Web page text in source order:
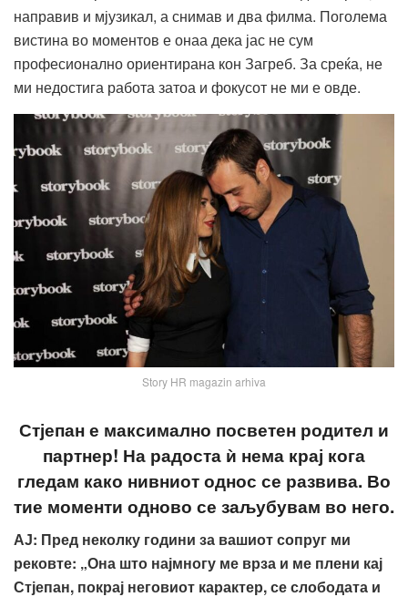
направив и мјузикал, а снимав и два филма. Поголема
вистина во моментов е онаа дека јас не сум
професионално ориентирана кон Загреб. За среќа, не
ми недостига работа затоа и фокусот не ми е овде.
Story HR magazin arhiva
Стјепан е максимално посветен родител и
партнер! На радоста ѝ нема крај кога
гледам како нивниот однос се развива. Во
тие моменти одново се заљубувам во него.
АЈ: Пред неколку години за вашиот сопруг ми
рековте: „Она што најмногу ме врза и ме плени кај
Стјепан, покрај неговиот карактер, се слободата и